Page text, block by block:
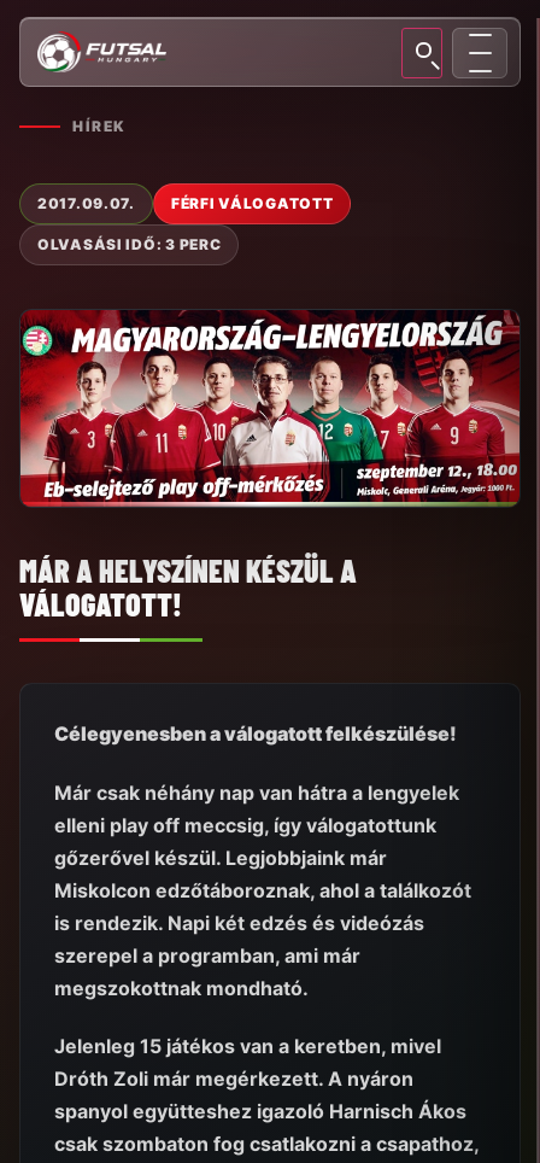
HÍREK
2017.09.07. FÉRFI VÁLOGATOTT
OLVASÁSI IDŐ: 3 PERC
MÁR A HELYSZÍNEN KÉSZÜL A
VÁLOGATOTT!
Célegyenesben a válogatott felkészülése!
Már csak néhány nap van hátra a lengyelek
elleni play off meccsig, így válogatottunk
gőzerővel készül. Legjobbjaink már
Miskolcon edzőtáboroznak, ahol a találkozót
is rendezik. Napi két edzés és videózás
szerepel a programban, ami már
megszokottnak mondható.
Jelenleg 15 játékos van a keretben, mivel
Dróth Zoli már megérkezett. A nyáron
spanyol együtteshez igazoló Harnisch Ákos
csak szombaton fog csatlakozni a csapathoz,